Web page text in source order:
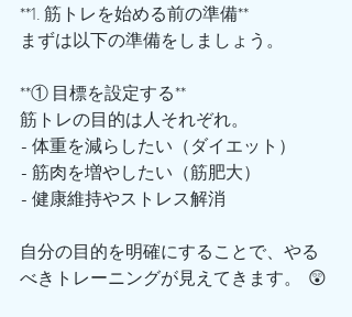
**1. 筋トレを始める前の準備**
まずは以下の準備をしましょう。
**① 目標を設定する**
筋トレの目的は人それぞれ。
- 体重を減らしたい（ダイエット）
- 筋肉を増やしたい（筋肥大）
- 健康維持やストレス解消
自分の目的を明確にすることで、やる
べきトレーニングが見えてきます。  😲